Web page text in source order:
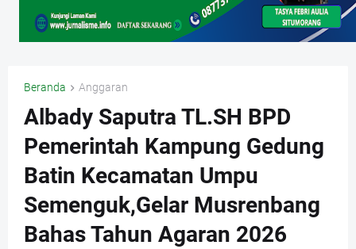
Beranda Anggaran
Albady Saputra TL.SH BPD
Pemerintah Kampung Gedung
Batin Kecamatan Umpu
Semenguk,Gelar Musrenbang
Bahas Tahun Agaran 2026